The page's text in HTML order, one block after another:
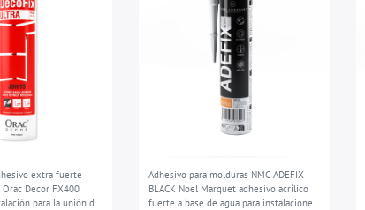
extra fuerte
Decor FX400
para la unión de
Adhesivo para molduras NMC ADEFIX
BLACK Noel Marquet adhesivo acrílico
fuerte a base de agua para instalaciones